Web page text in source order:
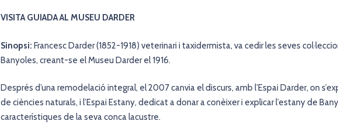
VISITA GUIADA AL MUSEU DARDER
Sinopsi: Francesc Darder (1852-1918) veterinari i taxidermista, va cedir les seves
Banyoles, creant-se el Museu Darder el 1916.
Després d’una remodelació integral, el 2007 canvia el discurs, amb l’Espai Darder, on
de ciències naturals, i l’Espai Estany, dedicat a donar a conèixer i explicar l’estany de
característiques de la seva conca lacustre.